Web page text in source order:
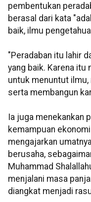
pembentukan
berasal dari kata
baik, ilmu
"Peradaban itu lahir
yang baik. Karena
untuk menuntut
serta membangun
Ia juga menekankan
kemampuan
mengajarkan
berusaha,
Muhammad
menjalani masa
diangkat menjadi